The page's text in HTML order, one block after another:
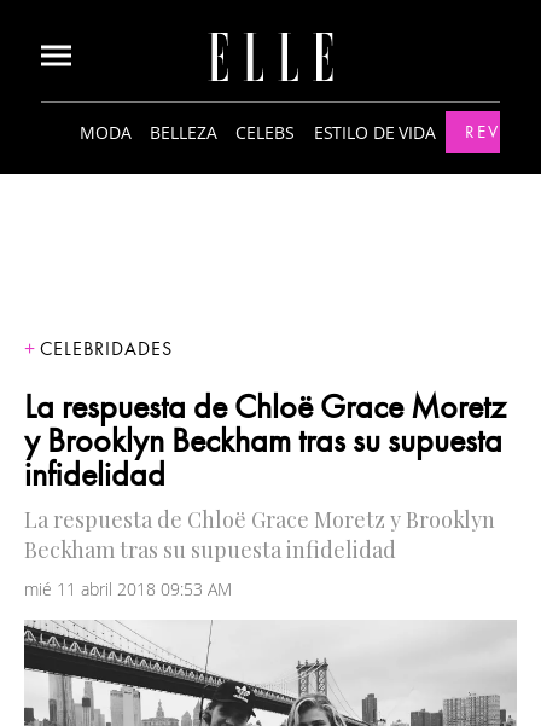
MODA BELLEZA CELEBS ESTILO DE VIDA
CELEBRIDADES
La respuesta de Chloë Grace Moretz
y Brooklyn Beckham tras su supuesta
infidelidad
La respuesta de Chloë Grace Moretz y Brooklyn
Beckham tras su supuesta infidelidad
mié 11 abril 2018 09:53 AM